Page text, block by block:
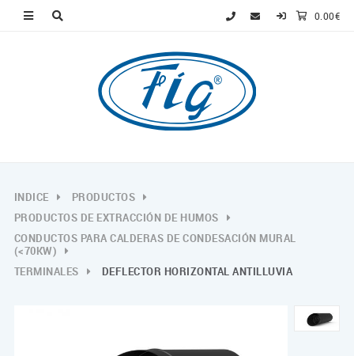
0.00€
INDICE
PRODUCTOS
PRODUCTOS DE EXTRACCIÓN DE HUMOS
CONDUCTOS PARA CALDERAS DE CONDESACIÓN MURAL
(<70KW)
TERMINALES
DEFLECTOR HORIZONTAL ANTILLUVIA